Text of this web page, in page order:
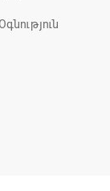
Օգնություն